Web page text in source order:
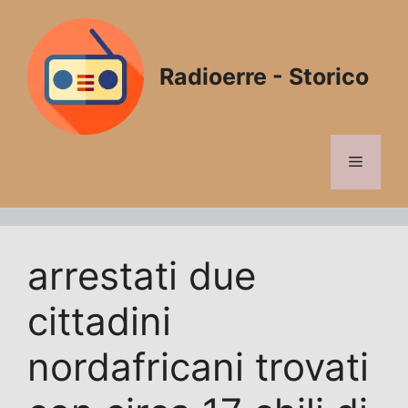
contenuto
Radioerre - Storico
Menu
arrestati due
cittadini
nordafricani trovati